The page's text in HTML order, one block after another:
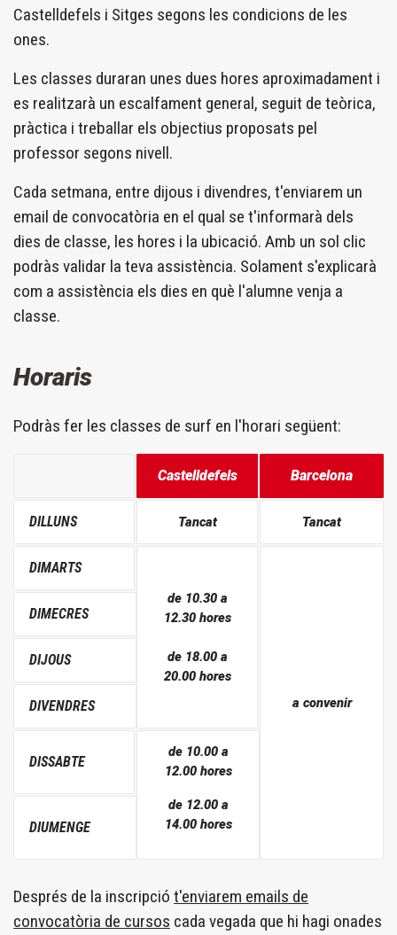
Castelldefels i Sitges segons les condicions de les
ones.
Les classes duraran unes dues hores aproximadament i
es realitzarà un escalfament general, seguit de teòrica,
pràctica i treballar els objectius proposats pel
professor segons nivell.
Cada setmana, entre dijous i divendres, t'enviarem un
email de convocatòria en el qual se t'informarà dels
dies de classe, les hores i la ubicació. Amb un sol clic
podràs validar la teva assistència. Solament s'explicarà
com a assistència els dies en què l'alumne venja a
classe.
Horaris
Podràs fer les classes de surf en l'horari següent:
Castelldefels Barcelona
DILLUNS Tancat Tancat
DIMARTS
de 10.30 a
12.30 hores
de 18.00 a
20.00 hores
a convenir
DIMECRES
DIJOUS
DIVENDRES
DISSABTE
de 10.00 a
12.00 hores
de 12.00 a
14.00 hores
DIUMENGE
Després de la inscripció t'enviarem emails de
convocatòria de cursos cada vegada que hi hagi onades